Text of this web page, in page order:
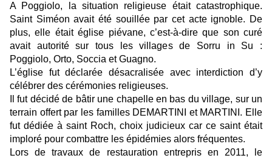
A Poggiolo, la situation religieuse était catastrophique.
Saint Siméon avait été souillée par cet acte ignoble. De
plus, elle était église piévane, c’est-à-dire que son curé
avait autorité sur tous les villages de Sorru in Su :
Poggiolo, Orto, Soccia et Guagno.
L’église fut déclarée désacralisée avec interdiction d’y
célébrer des cérémonies religieuses.
Il fut décidé de bâtir une chapelle en bas du village, sur un
terrain offert par les familles DEMARTINI et MARTINI. Elle
fut dédiée à saint Roch, choix judicieux car ce saint était
imploré pour combattre les épidémies alors fréquentes.
Lors de travaux de restauration entrepris en 2011, le